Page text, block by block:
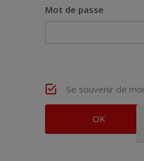
Mot de passe
Se souvenir de moi